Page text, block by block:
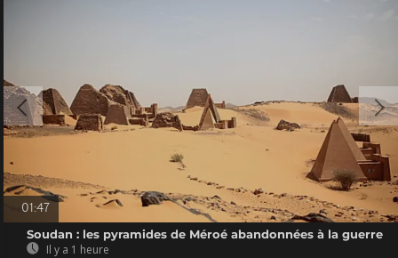
01:47
Soudan : les pyramides de Méroé abandonnées à la guerre
Il y a 1 heure